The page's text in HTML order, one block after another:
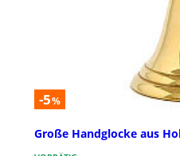
-5%
Große Handglocke aus